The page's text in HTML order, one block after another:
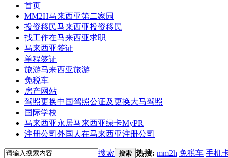
首页
MM2H马来西亚第二家园
投资移民马来西亚投资移民
找工作在马来西亚求职
马来西亚签证
单程签证
旅游马来西亚旅游
免税车
房产网站
驾照更换中国驾照公证及更换大马驾照
国际学校
马来西亚永居马来西亚绿卡MyPR
注册公司 外国人在马来西亚注册公司
搜索 搜索 热搜: mm2h 免税车 手机